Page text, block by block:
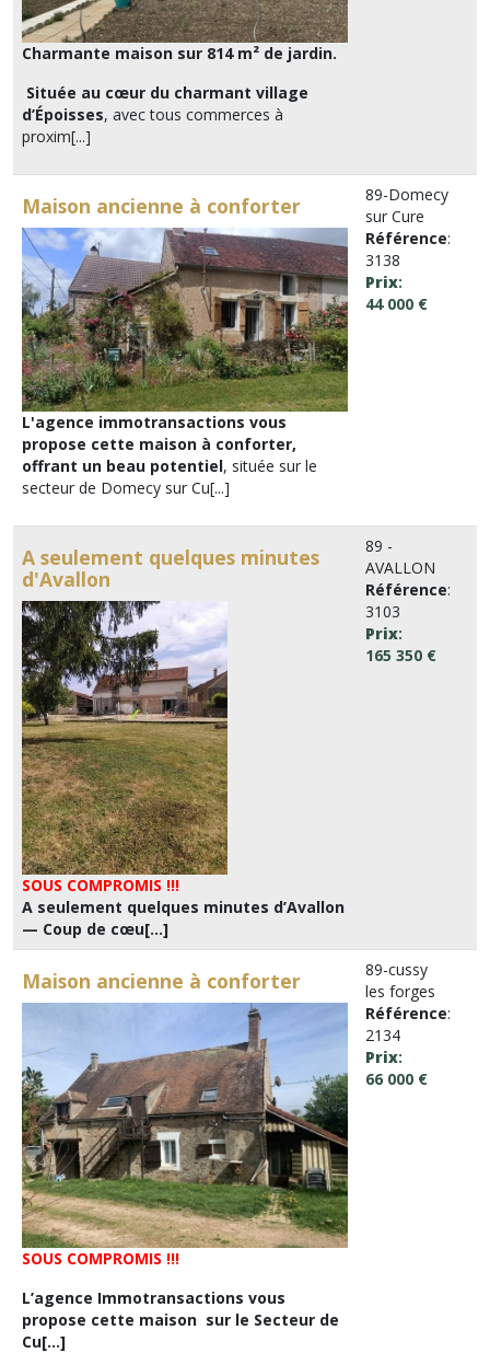
Charmante maison sur 814 m² de jardin.
Située au cœur du charmant village
d’Époisses, avec tous commerces à
proxim[...]
Maison ancienne à conforter
L'agence immotransactions vous
propose cette maison à conforter,
offrant un beau potentiel, située sur le
secteur de Domecy sur Cu[...]
89-Domecy
sur Cure
Référence:
3138
Prix:
44 000 €
A seulement quelques minutes
d'Avallon
SOUS COMPROMIS !!!
A seulement quelques minutes d’Avallon
— Coup de cœu[...]
89 -
AVALLON
Référence:
3103
Prix:
165 350 €
Maison ancienne à conforter
SOUS COMPROMIS !!!
L’agence Immotransactions vous
propose cette maison sur le Secteur de
Cu[...]
89-cussy
les forges
Référence:
2134
Prix:
66 000 €